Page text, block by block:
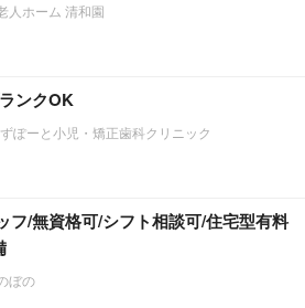
人ホーム 清和園
ンクOK
ぽーと小児・矯正歯科クリニック
フ/無資格可/シフト相談可/住宅型有料
ぼの